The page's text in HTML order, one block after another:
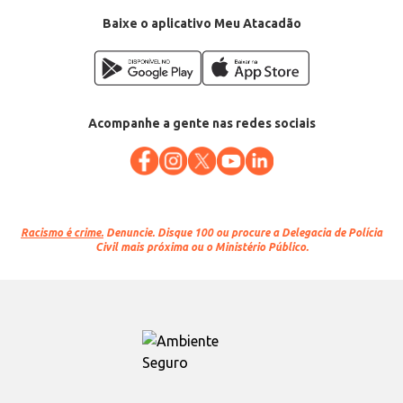
Baixe o aplicativo Meu Atacadão
Acompanhe a gente nas redes sociais
Racismo é crime. Denuncie. Disque 100 ou procure a Delegacia de Polícia
Civil mais próxima ou o Ministério Público.